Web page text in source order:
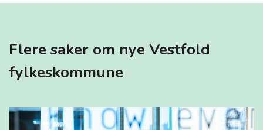
Flere saker om nye Vestfold
fylkeskommune